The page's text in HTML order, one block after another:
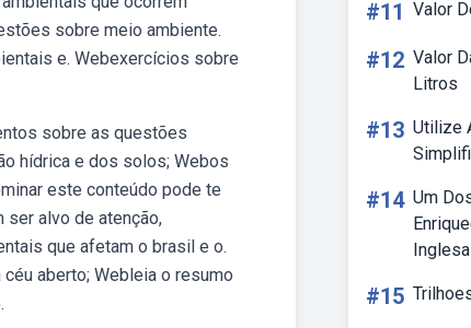
sobre meio ambiente.
e. Webexercícios sobre
sobre as questões
hídrica e dos solos; Webos
este conteúdo pode te
ser alvo de atenção,
que afetam o brasil e o.
aberto; Webleia o resumo
#11 Valor
#12 Valor
Litros
#13 Utilize
#14 Um
Inglesa
#15